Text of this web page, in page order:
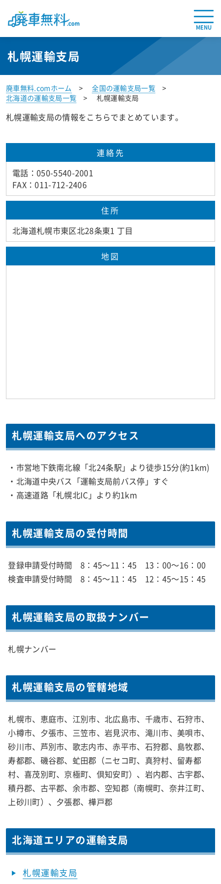
MENU
札幌運輸支局
廃車無料.comホーム
全国の運輸支局一覧
北海道の運輸支局一覧
札幌運輸支局
札幌運輸支局の情報をこちらでまとめています。
連絡先
電話：050-5540-2001
FAX：011-712-2406
住所
北海道札幌市東区北28条東1 丁目
地図
札幌運輸支局へのアクセス
・市営地下鉄南北線「北24条駅」より徒歩15分(約1km)
・北海道中央バス「運輸支局前バス停」すぐ
・高速道路「札幌北IC」より約1km
札幌運輸支局の受付時間
登録申請受付時間 8：45～11：45 13：00～16：00
検査申請受付時間 8：45～11：45 12：45～15：45
札幌運輸支局の取扱ナンバー
札幌ナンバー
札幌運輸支局の管轄地域
札幌市、恵庭市、江別市、北広島市、千歳市、石狩市、
小樽市、夕張市、三笠市、岩見沢市、滝川市、美唄市、
砂川市、芦別市、歌志内市、赤平市、石狩郡、島牧郡、
寿都郡、磯谷郡、虻田郡（ニセコ町、真狩村、留寿都
村、喜茂別町、京極町、倶知安町）、岩内郡、古宇郡、
積丹郡、古平郡、余市郡、空知郡（南幌町、奈井江町、
上砂川町）、夕張郡、樺戸郡
北海道エリアの運輸支局
札幌運輸支局